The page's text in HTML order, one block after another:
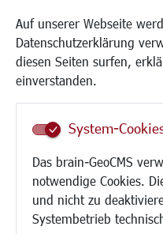
Auf unserer Webseite
Datenschutzerklärung
diesen Seiten surfen,
einverstanden.
System-
Das brain-GeoCMS
notwendige Cookies.
und nicht zu
Systembetrieb
Kinderbetreuung
Kinder und Jugend
Institutionen für Familien
Frauen
Schule
Demokratie leben
Ukrainehilfe
Hilfe für Geflüchtete
Religion